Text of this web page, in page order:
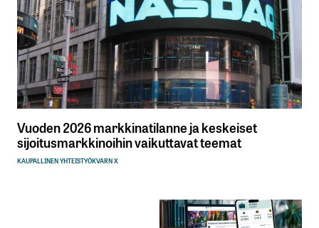
Vuoden 2026 markkinatilanne ja keskeiset
sijoitusmarkkinoihin vaikuttavat teemat
KAUPALLINEN YHTEISTYÖKVARN X